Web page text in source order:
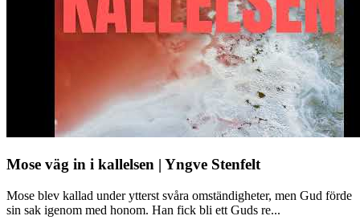
Mose väg in i kallelsen | Yngve Stenfelt
Mose blev kallad under ytterst svåra omständigheter, men Gud förde
sin sak igenom med honom. Han fick bli ett Guds re...